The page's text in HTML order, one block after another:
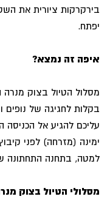
בירקרקות ציורית את
יפתח.
איפה זה נמצא?
מסלול הטיול בצוק מנרה
בקלות לחגיגה של נופים
ימינה (מזרחה) לפני
למטה, בתחנה התחתונה
מסלולי הטיול בצוק